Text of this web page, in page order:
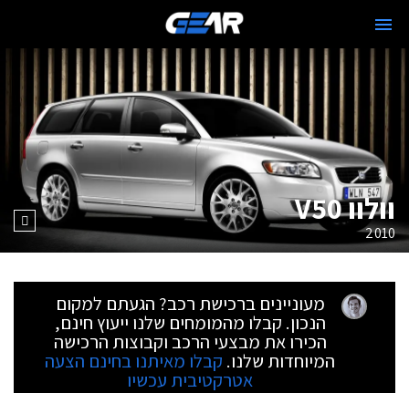
וולוו V50
2010
מעוניינים ברכישת רכב? הגעתם למקום
הנכון. קבלו מהמומחים שלנו ייעוץ חינם,
הכירו את מבצעי הרכב וקבוצות הרכישה
המיוחדות שלנו. קבלו מאיתנו בחינם הצעה
אטרקטיבית עכשיו